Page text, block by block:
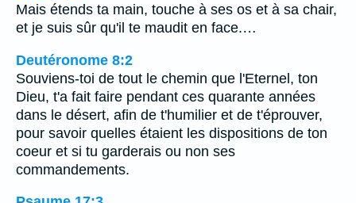
Mais étends ta main, touche à ses os et à sa chair,
et je suis sûr qu'il te maudit en face.…
Deutéronome 8:2
Souviens-toi de tout le chemin que l'Eternel, ton
Dieu, t'a fait faire pendant ces quarante années
dans le désert, afin de t'humilier et de t'éprouver,
pour savoir quelles étaient les dispositions de ton
coeur et si tu garderais ou non ses
commandements.